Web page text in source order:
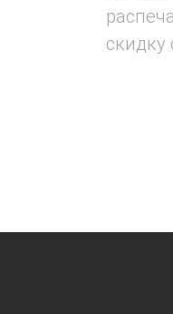
скидку